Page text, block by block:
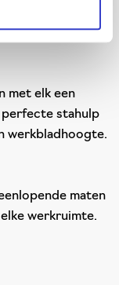
super slijtvast en
met elk een
perfecte stahulp
werkbladhoogte.
maten
werkruimte.